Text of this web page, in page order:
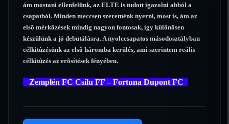
ám mostani ellenfelünk, az ELTE is tudott igazolni abból a
csapatból. Minden meccsen szeretnénk nyerni, most is, ám az
elsõ mérkõzések mindig nagyon fontosak, így különösen
készülünk a jó debütálásra. A nyolccsapatos másodosztályban
célkitûzésünk az elsõ háromba kerülés, ami szerintem reális
célkitûzés az erõsítések fényében.
Zemplén FC Csilu FF – Fortuna Dupont FC